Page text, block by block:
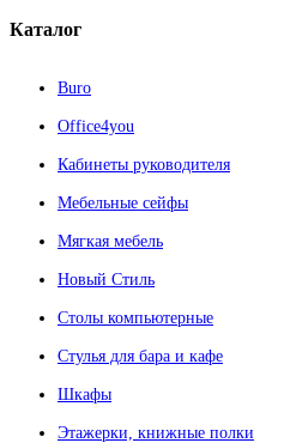
Каталог
Buro
Office4you
Кабинеты руководителя
Мебельные сейфы
Мягкая мебель
Новый Стиль
Столы компьютерные
Стулья для бара и кафе
Шкафы
Этажерки, книжные полки